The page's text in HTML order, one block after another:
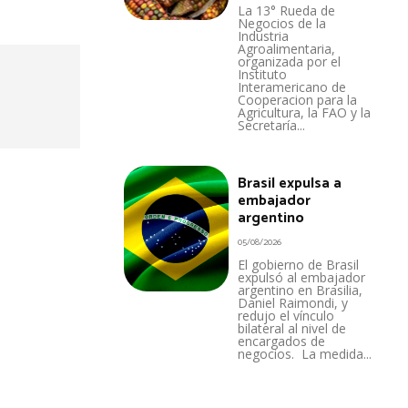
La 13° Rueda de
Negocios de la
Industria
Agroalimentaria,
organizada por el
Instituto
Interamericano de
Cooperacion para la
Agricultura, la FAO y la
Secretaría...
Brasil expulsa a
embajador
argentino
05/08/2026
El gobierno de Brasil
expulsó al embajador
argentino en Brasilia,
Daniel Raimondi, y
redujo el vínculo
bilateral al nivel de
encargados de
negocios. La medida...